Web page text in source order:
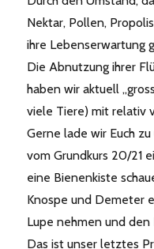
Nektar, Pollen,
ihre Lebenserwartung
Die Abnutzung ihrer
haben wir aktuell
viele Tiere) mit relativ
Gerne lade wir Euch
vom Grundkurs 20/21
eine Bienenkiste
Knospe und Demeter
Lupe nehmen und den
Das ist unser letztes